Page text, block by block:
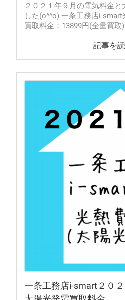
２０２１年９月の電気料金と
した(o^^o) 一条工務店i-
買取料金：13899円(全量買取)
記事を
一条工務店i-smart２０